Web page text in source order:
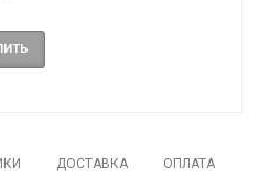
ДОСТАВКА ОПЛАТА